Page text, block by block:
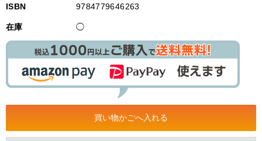
ISBN 9784779646263
在庫 ◯